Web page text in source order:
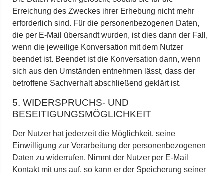
Erreichung des Zweckes ihrer Erhebung nicht mehr
erforderlich sind. Für die personenbezogenen Daten,
die per E-Mail übersandt wurden, ist dies dann der Fall,
wenn die jeweilige Konversation mit dem Nutzer
beendet ist. Beendet ist die Konversation dann, wenn
sich aus den Umständen entnehmen lässt, dass der
betroffene Sachverhalt abschließend geklärt ist.
5. WIDERSPRUCHS- UND
BESEITIGUNGSMÖGLICHKEIT
Der Nutzer hat jederzeit die Möglichkeit, seine
Einwilligung zur Verarbeitung der personenbezogenen
Daten zu widerrufen. Nimmt der Nutzer per E-Mail
Kontakt mit uns auf, so kann er der Speicherung seiner